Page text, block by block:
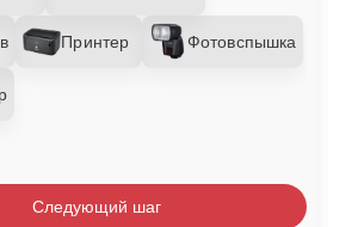
Принтер Фотовспышка
Следующий шаг